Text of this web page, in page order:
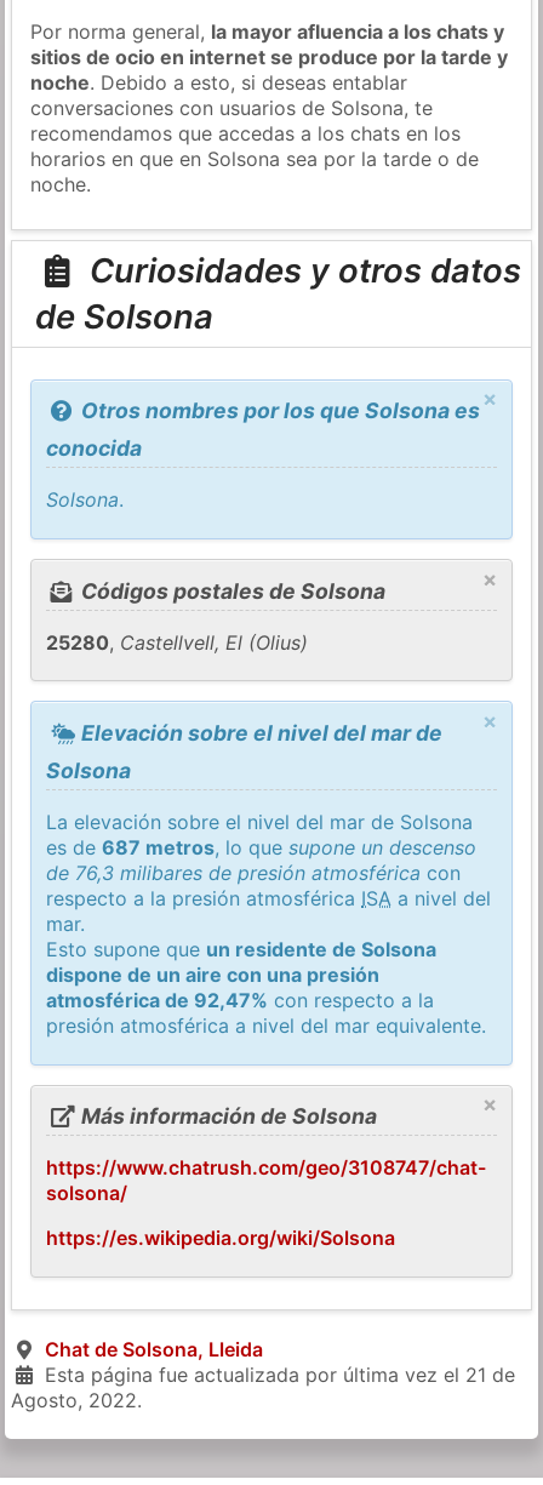
Por norma general, la mayor afluencia a los chats y
sitios de ocio en internet se produce por la tarde y
noche. Debido a esto, si deseas entablar
conversaciones con usuarios de Solsona, te
recomendamos que accedas a los chats en los
horarios en que en Solsona sea por la tarde o de
noche.
Curiosidades y otros datos
de Solsona
×
Otros nombres por los que Solsona es
conocida
Solsona.
×
Códigos postales de Solsona
25280, Castellvell, El (Olius)
×
Elevación sobre el nivel del mar de
Solsona
La elevación sobre el nivel del mar de Solsona
es de687 metros, lo quesupone un descenso
de 76,3 milibares de presión atmosférica con
respecto a la presión atmosférica ISA a nivel del
mar.
Esto supone que un residente de Solsona
dispone de un aire con una presión
atmosférica de 92,47% con respecto a la
presión atmosférica a nivel del mar equivalente.
×
Más información de Solsona
https://www.chatrush.com/geo/3108747/chat-
solsona/
https://es.wikipedia.org/wiki/Solsona
Chat de Solsona, Lleida
Esta página fue actualizada por última vez el 21 de
Agosto, 2022.